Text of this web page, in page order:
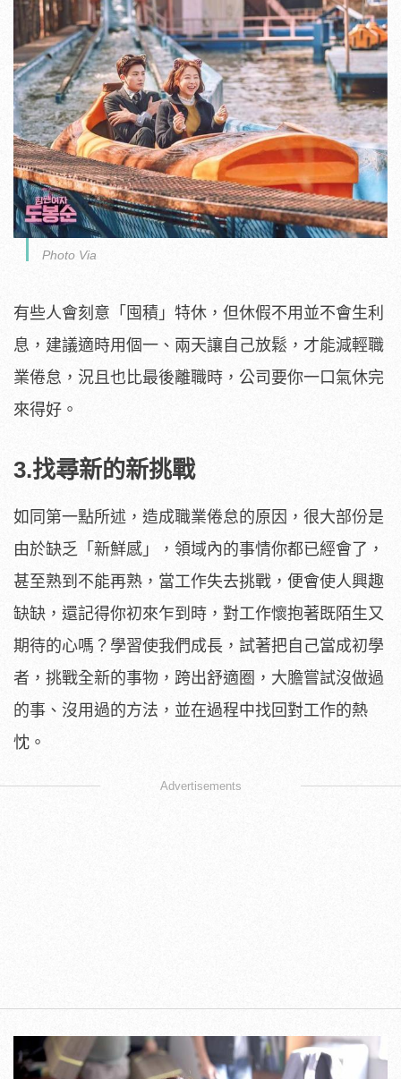
Photo Via
有些人會刻意「囤積」特休，但休假不用並不會生利
息，建議適時用個一、兩天讓自己放鬆，才能減輕職
業倦怠，況且也比最後離職時，公司要你一口氣休完
來得好。
3.找尋新的新挑戰
如同第一點所述，造成職業倦怠的原因，很大部份是
由於缺乏「新鮮感」，領域內的事情你都已經會了，
甚至熟到不能再熟，當工作失去挑戰，便會使人興趣
缺缺，還記得你初來乍到時，對工作懷抱著既陌生又
期待的心嗎？學習使我們成長，試著把自己當成初學
者，挑戰全新的事物，跨出舒適圈，大膽嘗試沒做過
的事、沒用過的方法，並在過程中找回對工作的熱
忱。
Advertisements